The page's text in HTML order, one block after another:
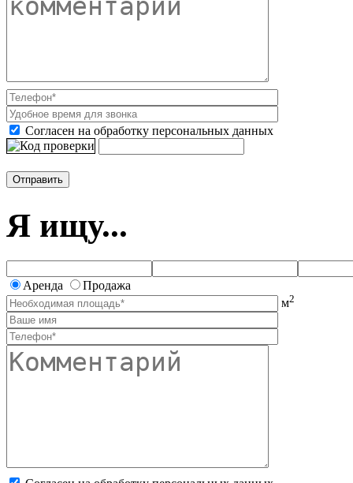
Согласен на обработку персональных данных
Я ищу...
Аренда
Продажа
м2